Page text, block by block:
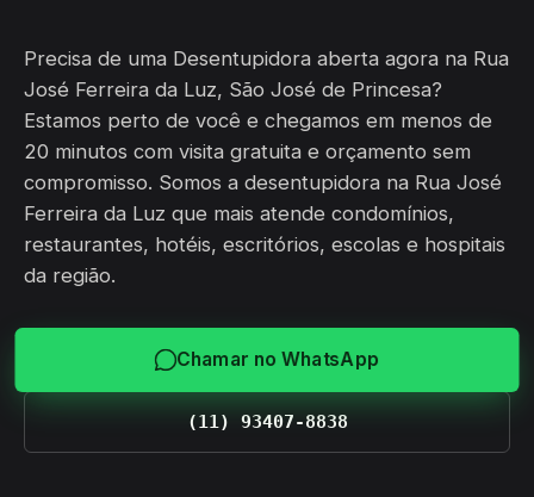
Precisa de uma Desentupidora aberta agora na Rua
José Ferreira da Luz, São José de Princesa?
Estamos perto de você e chegamos em menos de
20 minutos com visita gratuita e orçamento sem
compromisso. Somos a desentupidora na Rua José
Ferreira da Luz que mais atende condomínios,
restaurantes, hotéis, escritórios, escolas e hospitais
da região.
Chamar no WhatsApp
(11) 93407-8838